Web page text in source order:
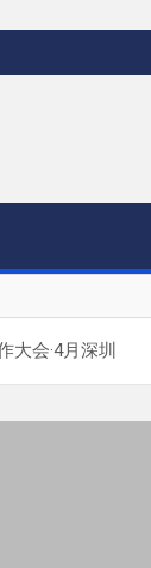
会·4月深圳